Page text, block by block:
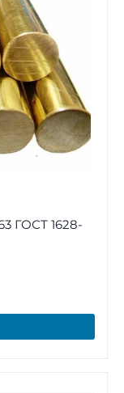
ГОСТ 1628-